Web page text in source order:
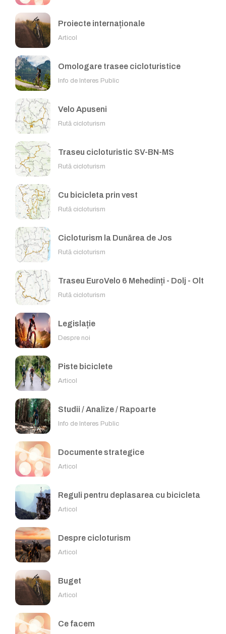
Proiecte internaționale
Articol
Omologare trasee cicloturistice
Info de Interes Public
Velo Apuseni
Rută cicloturism
Traseu cicloturistic SV-BN-MS
Rută cicloturism
Cu bicicleta prin vest
Rută cicloturism
Cicloturism la Dunărea de Jos
Rută cicloturism
Traseu EuroVelo 6 Mehedinți - Dolj - Olt
Rută cicloturism
Legislație
Despre noi
Piste biciclete
Articol
Studii / Analize / Rapoarte
Info de Interes Public
Documente strategice
Articol
Reguli pentru deplasarea cu bicicleta
Articol
Despre cicloturism
Articol
Buget
Articol
Ce facem